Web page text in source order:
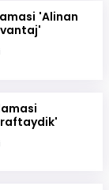
'Alinan